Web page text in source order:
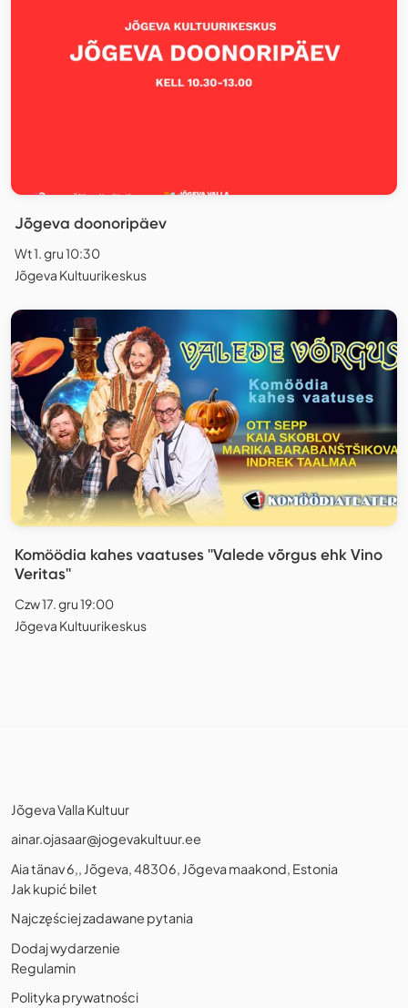
Jõgeva doonoripäev
Wt 1. gru 10:30
Jõgeva Kultuurikeskus
Komöödia kahes vaatuses ''Valede võrgus ehk Vino
Veritas''
Czw 17. gru 19:00
Jõgeva Kultuurikeskus
Jõgeva Valla Kultuur
ainar.ojasaar@jogevakultuur.ee
Aia tänav 6,, Jõgeva, 48306, Jõgeva maakond, Estonia
Jak kupić bilet
Najczęściej zadawane pytania
Dodaj wydarzenie
Regulamin
Polityka prywatności